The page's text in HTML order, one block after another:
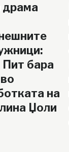
драма
Пит бара
на
Џоли